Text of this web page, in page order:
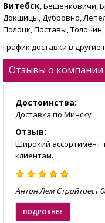
Витебск, Бешенковичи,
Докшицы, Дубровно,
Полоцк, Поставы,
График доставки в другие
Отзывы о компании
Достоинства:
Доставка по Минску
Отзыв:
Широкий ассортимент
клиентам.
Антон Лем Стройтрест
ПОДРОБНЕЕ